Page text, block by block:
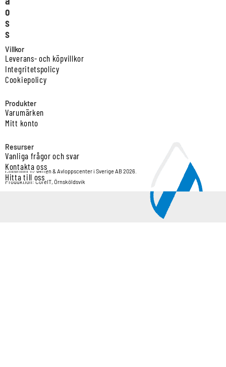
o
s
s
Villkor
Leverans- och köpvillkor
Integritetspolicy
Cookiepolicy
Produkter
Varumärken
Mitt konto
Resurser
Vanliga frågor och svar
Kontakta oss
Hitta till oss
Copyright © Vatten & Avloppscenter i Sverige AB 2026.
Produktion: CoreIT, Örnsköldsvik